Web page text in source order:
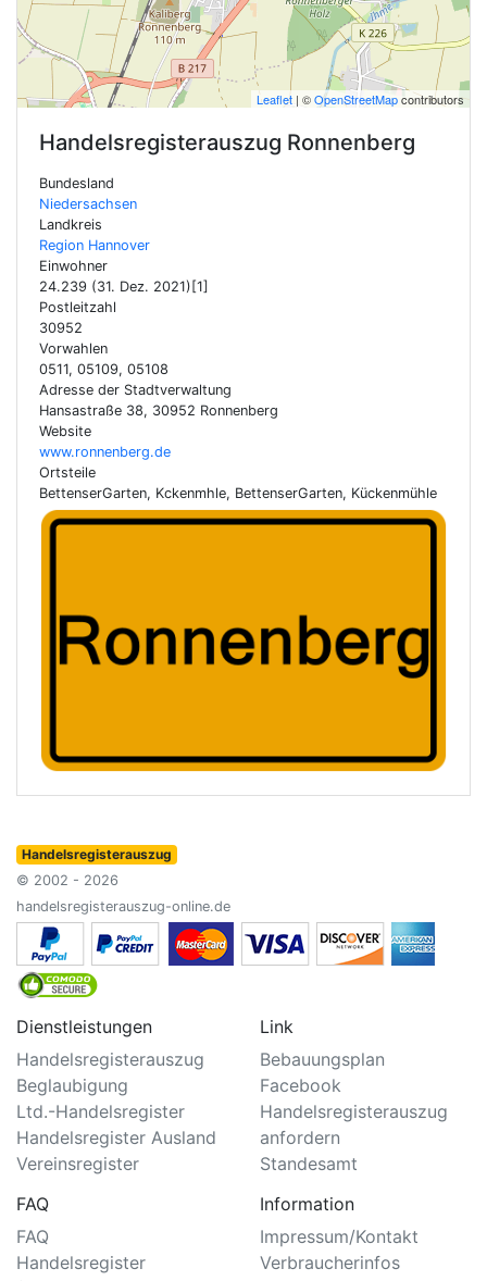
Leaflet | ©OpenStreetMapcontributors
Handelsregisterauszug Ronnenberg
Bundesland
Niedersachsen
Landkreis
Region Hannover
Einwohner
24.239 (31. Dez. 2021)[1]
Postleitzahl
30952
Vorwahlen
0511, 05109, 05108
Adresse der Stadtverwaltung
Hansastraße 38, 30952 Ronnenberg
Website
www.ronnenberg.de
Ortsteile
BettenserGarten, Kckenmhle, BettenserGarten, Kückenmühle
Handelsregisterauszug
© 2002 - 2026
handelsregisterauszug-online.de
Dienstleistungen
Handelsregisterauszug
Beglaubigung
Ltd.-Handelsregister
Handelsregister Ausland
Vereinsregister
Link
Bebauungsplan
Facebook
Handelsregisterauszug
anfordern
Standesamt
FAQ
FAQ
Handelsregister
Information
Impressum/Kontakt
Verbraucherinfos